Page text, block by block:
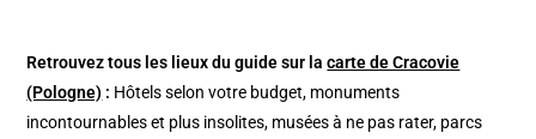
Retrouvez tous les lieux du guide sur lacarte de Cracovie
(Pologne) : Hôtels selon votre budget, monuments
incontournables et plus insolites, musées à ne pas rater, parcs